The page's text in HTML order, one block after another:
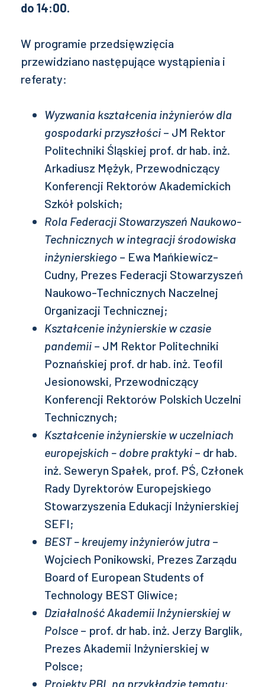
do 14:00.
W programie przedsięwzięcia
przewidziano następujące wystąpienia i
referaty:
Wyzwania kształcenia inżynierów dla
gospodarki przyszłości – JM Rektor
Politechniki Śląskiej prof. dr hab. inż.
Arkadiusz Mężyk, Przewodniczący
Konferencji Rektorów Akademickich
Szkół polskich;
Rola Federacji Stowarzyszeń Naukowo-
Technicznych w integracji środowiska
inżynierskiego – Ewa Mańkiewicz-
Cudny, Prezes Federacji Stowarzyszeń
Naukowo-Technicznych Naczelnej
Organizacji Technicznej;
Kształcenie inżynierskie w czasie
pandemii – JM Rektor Politechniki
Poznańskiej prof. dr hab. inż. Teofil
Jesionowski, Przewodniczący
Konferencji Rektorów Polskich Uczelni
Technicznych;
Kształcenie inżynierskie w uczelniach
europejskich – dobre praktyki – dr hab.
inż. Seweryn Spałek, prof. PŚ, Członek
Rady Dyrektorów Europejskiego
Stowarzyszenia Edukacji Inżynierskiej
SEFI;
BEST – kreujemy inżynierów jutra –
Wojciech Ponikowski, Prezes Zarządu
Board of European Students of
Technology BEST Gliwice;
Działalność Akademii Inżynierskiej w
Polsce – prof. dr hab. inż. Jerzy Barglik,
Prezes Akademii Inżynierskiej w
Polsce;
Projekty PBL na przykładzie tematu: